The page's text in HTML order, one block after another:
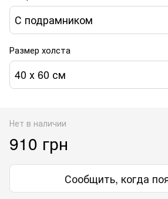
С подрамником
Размер холста
40 х 60 см
Нет в наличии
910 грн
Сообщить, когда